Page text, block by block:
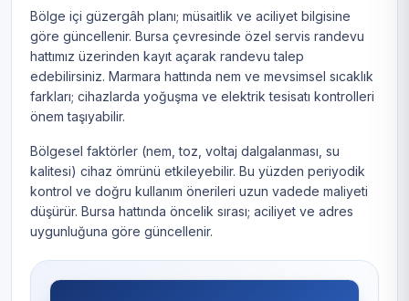
Bölge içi güzergâh planı; müsaitlik ve aciliyet bilgisine
göre güncellenir. Bursa çevresinde özel servis randevu
hattımız üzerinden kayıt açarak randevu talep
edebilirsiniz. Marmara hattında nem ve mevsimsel sıcaklık
farkları; cihazlarda yoğuşma ve elektrik tesisatı kontrolleri
önem taşıyabilir.
Bölgesel faktörler (nem, toz, voltaj dalgalanması, su
kalitesi) cihaz ömrünü etkileyebilir. Bu yüzden periyodik
kontrol ve doğru kullanım önerileri uzun vadede maliyeti
düşürür. Bursa hattında öncelik sırası; aciliyet ve adres
uygunluğuna göre güncellenir.